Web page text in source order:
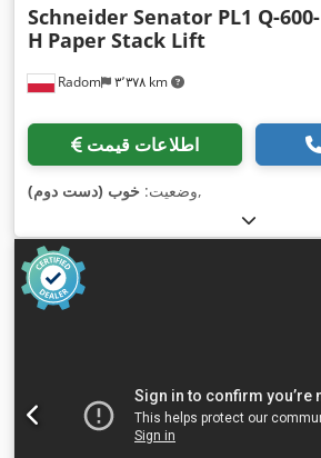
Radom ۳٬۳۷۸ km
Schneider Senator PL1 Q-600-
H Paper Stack Lift
اطلاعات قیمت
وضعیت: خوب (دست دوم) ,